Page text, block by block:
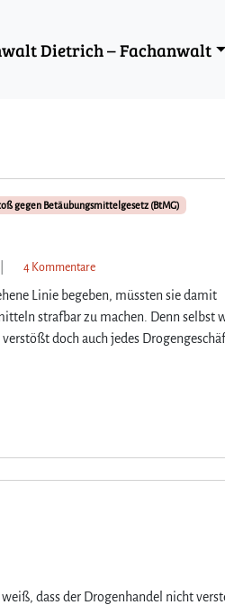
Dietrich – Fachanwalt
gegen Betäubungsmittelgesetz (BtMG)
4 Kommentarez
e
a
G
Linie begeben, müssten sie damit
strafbar zu machen. Denn selbst
doch auch jedes
dass der Drogenhandel nicht